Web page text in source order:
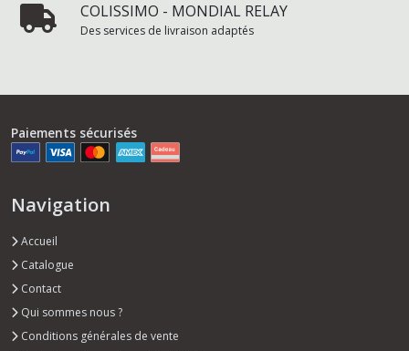
COLISSIMO - MONDIAL RELAY
Des services de livraison adaptés
Paiements sécurisés
Navigation
Accueil
Catalogue
Contact
Qui sommes nous ?
Conditions générales de vente